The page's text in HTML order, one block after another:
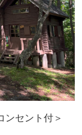
ンセント付＞